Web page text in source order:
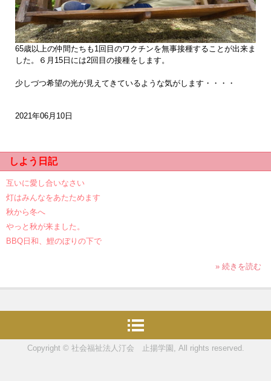
65歳以上の仲間たちも1回目のワクチンを無事接種することが出来ま
した。６月15日には2回目の接種をします。
少しづつ希望の光が見えてきているような気がします・・・・
2021年06月10日
しよう日記
互いに愛し合いなさい
灯はみんなをあたためます
秋から冬へ
やっと秋が来ました。
BBQ日和、鯉のぼりの下で
» 続きを読む
Copyright © 社会福祉法人汀会 止揚学園, All rights reserved.